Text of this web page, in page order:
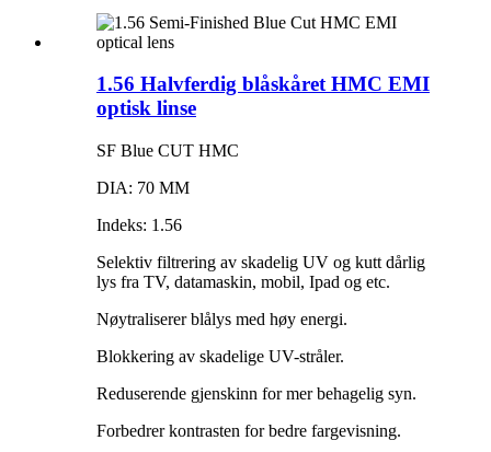
1.56 Halvferdig blåskåret HMC EMI
optisk linse
SF Blue CUT HMC
DIA: 70 MM
Indeks: 1.56
Selektiv filtrering av skadelig UV og kutt dårlig
lys fra TV, datamaskin, mobil, Ipad og etc.
Nøytraliserer blålys med høy energi.
Blokkering av skadelige UV-stråler.
Reduserende gjenskinn for mer behagelig syn.
Forbedrer kontrasten for bedre fargevisning.